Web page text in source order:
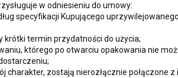
w odniesieniu do umowy:
specyfikacji Kupującego
termin przydatności do użycia;
którego po otwarciu opakowania nie
zostają nierozłącznie połączone